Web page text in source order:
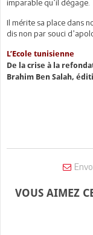
imparable qu’il dégage.
Il mérite sa place dans
dis non par souci
L’Ecole tunisienne
De la crise à la
Brahim Ben Salah,
VOUS AIMEZ